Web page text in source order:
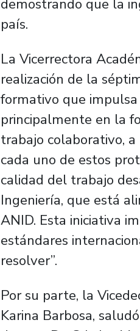
país.
La Vicerrectora
realización de la
formativo que
principalmente en la
trabajo colaborativo,
cada uno de estos
calidad del trabajo
Ingeniería, que está
ANID. Esta iniciativa
estándares
resolver”.
Por su parte, la
Karina Barbosa,